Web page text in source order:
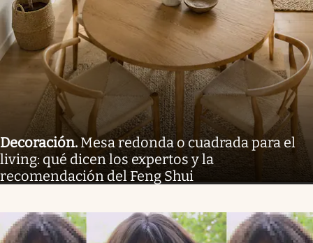
Decoración. Mesa redonda o cuadrada para el
living: qué dicen los expertos y la
recomendación del Feng Shui